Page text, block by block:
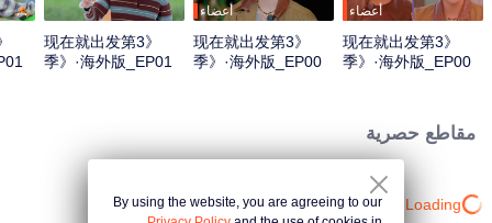
أعضاء
《现在就出发第3
季》·海外版_EP00
أعضاء
《现在就出发第3
季》·海外版_EP00
《现在就出发第3
季》·海外版_EP01
مقاطع حصرية
Loading…
By using the website, you are agreeing to our